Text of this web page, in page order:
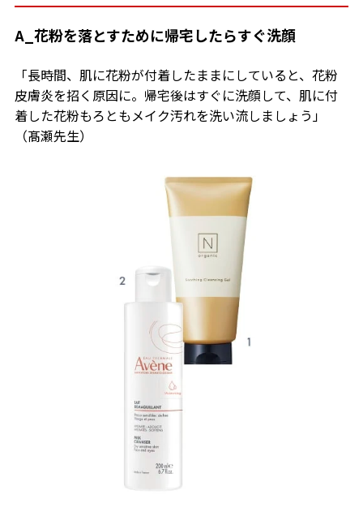
A_花粉を落とすために帰宅したらすぐ洗顔
「長時間、肌に花粉が付着したままにしていると、花粉
皮膚炎を招く原因に。帰宅後はすぐに洗顔して、肌に付
着した花粉もろともメイク汚れを洗い流しましょう」
（髙瀬先生）